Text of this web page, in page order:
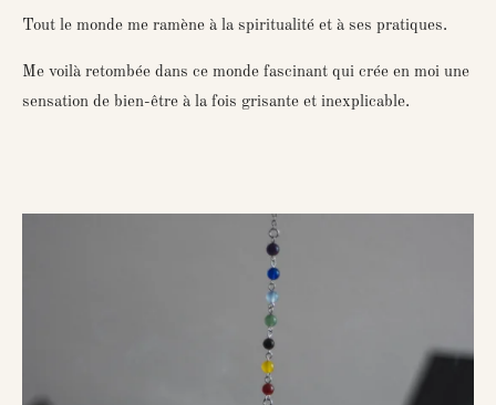
Tout le monde me ramène à la spiritualité et à ses pratiques.
Me voilà retombée dans ce monde fascinant qui crée en moi une
sensation de bien-être à la fois grisante et inexplicable.